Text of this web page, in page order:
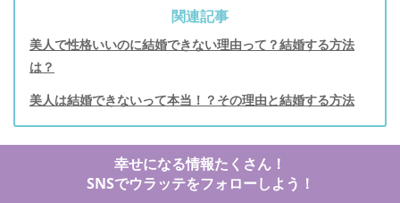
関連記事
美人で性格いいのに結婚できない理由って？結婚する方法
は？
美人は結婚できないって本当！？その理由と結婚する方法
幸せになる情報たくさん！
SNSでウラッテをフォローしよう！